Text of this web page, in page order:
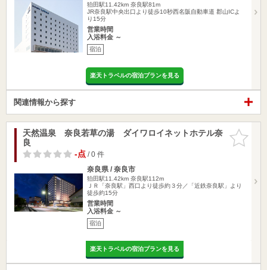
狛田駅11.42km 奈良駅81m
JR奈良駅中央出口より徒歩10秒西名阪自動車道 郡山ICよ
り15分
営業時間
入浴料金 ～
宿泊
楽天トラベルの宿泊プランを見る
関連情報から探す
お気に入
りに追加
天然温泉 奈良若草の湯 ダイワロイネットホテル奈
良
-点/ 0 件
奈良県 / 奈良市
狛田駅11.42km 奈良駅112m
ＪＲ「奈良駅」西口より徒歩約３分／「近鉄奈良駅」より
徒歩約15分
営業時間
入浴料金 ～
宿泊
楽天トラベルの宿泊プランを見る